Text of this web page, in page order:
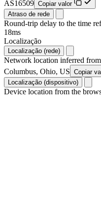
AS16509 Copiar valor
Atraso de rede
Round-trip delay to the time
18ms
Localização
Localização (rede)
Network location inferred
Columbus, Ohio, US Copiar
Localização (dispositivo)
Device location from the